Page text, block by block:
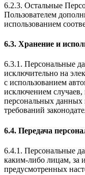
6.2.3. Остальные
Пользователем
использованием
6.3. Хранение и
6.3.1. Персональные
исключительно на
с использованием
исключением случаев,
персональных данных
требований
6.4. Передача
6.4.1. Персональные
каким-либо лицам, за
предусмотренных